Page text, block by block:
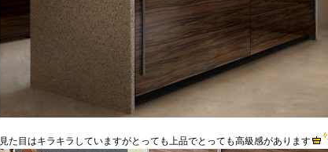
見た目はキラキラしていますがとっても上品でとっても高級感があります